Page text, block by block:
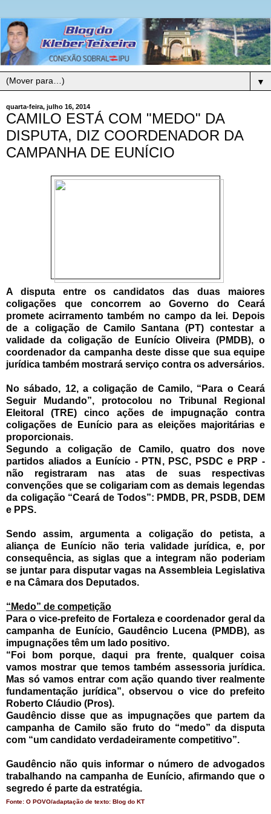
▼
quarta-feira, julho 16, 2014
CAMILO ESTÁ COM "MEDO" DA
DISPUTA, DIZ COORDENADOR DA
CAMPANHA DE EUNÍCIO
A disputa entre os candidatos das duas maiores
coligações que concorrem ao Governo do Ceará
promete acirramento também no campo da lei. Depois
de a coligação de Camilo Santana (PT) contestar a
validade da coligação de Eunício Oliveira (PMDB), o
coordenador da campanha deste disse que sua equipe
jurídica também mostrará serviço contra os adversários.
No sábado, 12, a coligação de Camilo, “Para o Ceará
Seguir Mudando”, protocolou no Tribunal Regional
Eleitoral (TRE) cinco ações de impugnação contra
coligações de Eunício para as eleições majoritárias e
proporcionais.
Segundo a coligação de Camilo, quatro dos nove
partidos aliados a Eunício - PTN, PSC, PSDC e PRP -
não registraram nas atas de suas respectivas
convenções que se coligariam com as demais legendas
da coligação “Ceará de Todos”: PMDB, PR, PSDB, DEM
e PPS.
Sendo assim, argumenta a coligação do petista, a
aliança de Eunício não teria validade jurídica, e, por
consequência, as siglas que a integram não poderiam
se juntar para disputar vagas na Assembleia Legislativa
e na Câmara dos Deputados.
“Medo” de competição
Para o vice-prefeito de Fortaleza e coordenador geral da
campanha de Eunício, Gaudêncio Lucena (PMDB), as
impugnações têm um lado positivo.
“Foi bom porque, daqui pra frente, qualquer coisa
vamos mostrar que temos também assessoria jurídica.
Mas só vamos entrar com ação quando tiver realmente
fundamentação jurídica”, observou o vice do prefeito
Roberto Cláudio (Pros).
Gaudêncio disse que as impugnações que partem da
campanha de Camilo são fruto do “medo” da disputa
com “um candidato verdadeiramente competitivo”.
Gaudêncio não quis informar o número de advogados
trabalhando na campanha de Eunício, afirmando que o
segredo é parte da estratégia.
Fonte: O POVO/adaptação de texto: Blog do KT